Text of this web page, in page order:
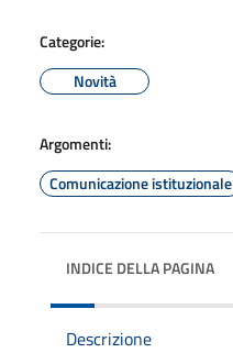
Categorie:
Novità
Argomenti:
Comunicazione istituzionale
INDICE DELLA PAGINA
Descrizione